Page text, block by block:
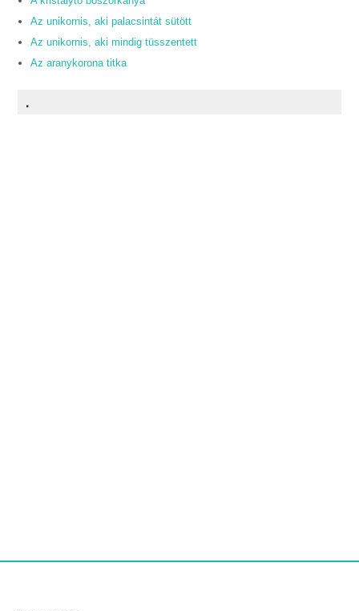
Az unikornis, aki palacsintát sütött
Az unikornis, aki mindig tüsszentett
Az aranykorona titka
.